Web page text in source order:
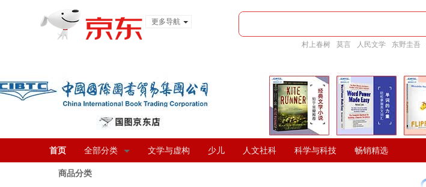
更多导航
村上春树 莫言 人民文学 东野圭吾
首页 全部分类 文学与虚构 少儿 人文社科 科学与科技 畅销精选
商品分类